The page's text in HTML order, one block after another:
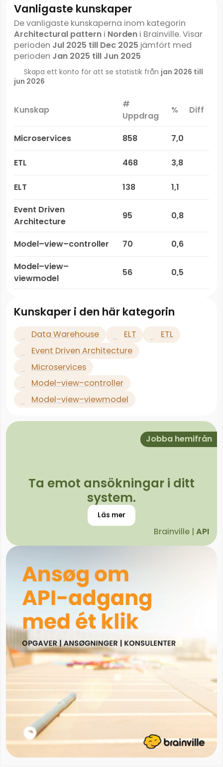
Vanligaste kunskaper
De vanligaste kunskaperna inom kategorin
Architectural patterni Nordeni Brainville. Visar
perioden Jul 2025 till Dec 2025 jämfört med
perioden Jan 2025 till Jun 2025
Skapa ett konto för att se statistik från jan 2026 till
jun 2026
Kunskap
#
Uppdrag
% Diff
Microservices 858 7,0
ETL 468 3,8
ELT 138
1,1
Event Driven
Architecture
95 0,8
Model–view–controller 70
0,6
Model–view–
viewmodel
56 0,5
Kunskaper i den här kategorin
Data Warehouse ELT
ETL
Event Driven Architecture
Microservices
Model–view–controller
Model–view–viewmodel
Jobba hemifrån
Ta emot ansökningar i ditt
system.
Läs mer
Brainville |API